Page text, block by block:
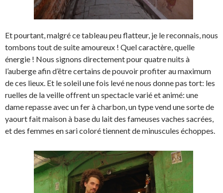
Et pourtant, malgré ce tableau peu flatteur, je le reconnais, nous
tombons tout de suite amoureux ! Quel caractère, quelle
énergie ! Nous signons directement pour quatre nuits à
l’auberge afin d’être certains de pouvoir profiter au maximum
de ces lieux. Et le soleil une fois levé ne nous donne pas tort: les
ruelles de la veille offrent un spectacle varié et animé: une
dame repasse avec un fer à charbon, un type vend une sorte de
yaourt fait maison à base du lait des fameuses vaches sacrées,
et des femmes en sari coloré tiennent de minuscules échoppes.